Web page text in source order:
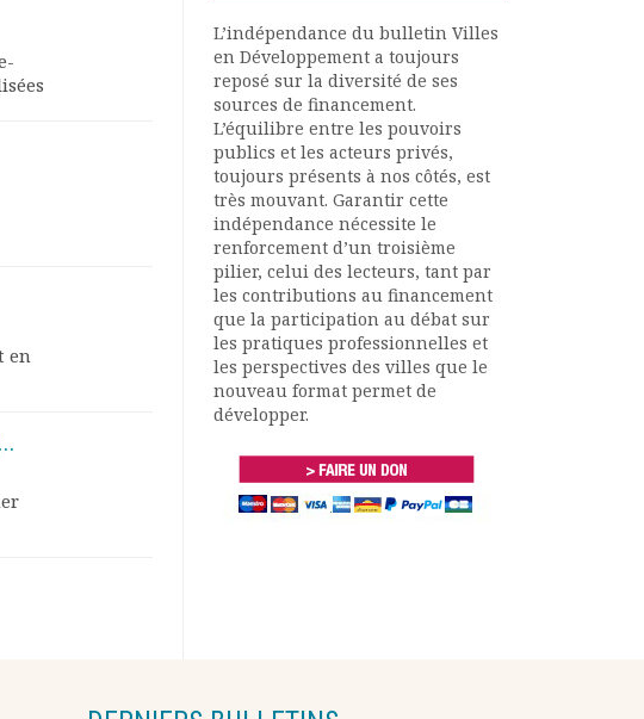
en
L’indépendance du bulletin Villes
en Développement a toujours
reposé sur la diversité de ses
sources de financement.
L’équilibre entre les pouvoirs
publics et les acteurs privés,
toujours présents à nos côtés, est
très mouvant. Garantir cette
indépendance nécessite le
renforcement d’un troisième
pilier, celui des lecteurs, tant par
les contributions au financement
que la participation au débat sur
les pratiques professionnelles et
les perspectives des villes que le
nouveau format permet de
développer.